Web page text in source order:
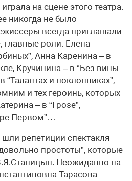
на сцене этого театра.
никогда не было
всегда приглашали
главные роли. Елена
Анна Каренина – в
Кручинина – в “Без вины
“Талантах и поклонниках”,
и тех героинь, которых
– в “Грозе”,
Первом”…
репетиции спектакля
простоты”, которые
Неожиданно на
Тарасова